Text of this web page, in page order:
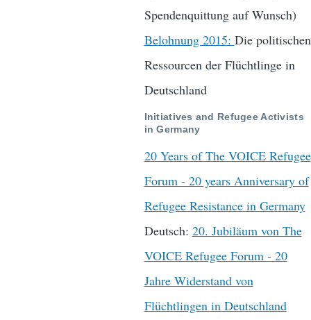
Spendenquittung auf Wunsch)
Belohnung 2015: Die politischen
Ressourcen der Flüchtlinge in
Deutschland
Initiatives and Refugee Activists
in Germany
20 Years of The VOICE Refugee
Forum - 20 years Anniversary of
Refugee Resistance in Germany
Deutsch: 20. Jubiläum von The
VOICE Refugee Forum - 20
Jahre Widerstand von
Flüchtlingen in Deutschland